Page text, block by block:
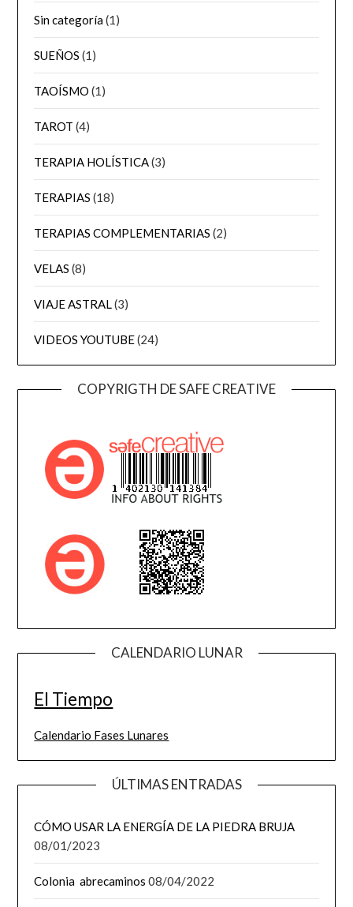
Sin categoría(1)
SUEÑOS (1)
TAOÍSMO (1)
TAROT (4)
TERAPIA HOLÍSTICA(3)
TERAPIAS (18)
TERAPIAS COMPLEMENTARIAS (2)
VELAS (8)
VIAJE ASTRAL(3)
VIDEOS YOUTUBE(24)
COPYRIGTH DE SAFE CREATIVE
CALENDARIO LUNAR
El Tiempo
Calendario Fases Lunares
ÚLTIMAS ENTRADAS
CÓMO USAR LA ENERGÍA DE LA PIEDRA BRUJA
08/01/2023
Colonia abrecaminos 08/04/2022